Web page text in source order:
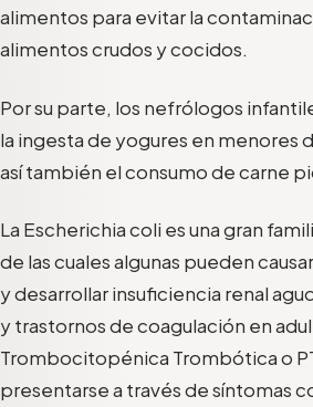
alimentos para evitar la
alimentos crudos y cocidos.
Por su parte, los nefrólogos
la ingesta de yogures en menores
así también el consumo de carne
La Escherichia coli es una gran
de las cuales algunas pueden
y desarrollar insuficiencia renal
y trastornos de coagulación en
Trombocitopénica Trombótica o
presentarse a través de síntomas